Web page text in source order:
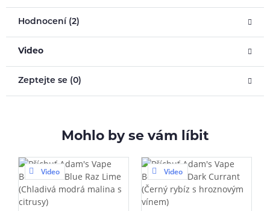
Hodnocení (2)
Video
Zeptejte se (0)
Mohlo by se vám líbit
Video Video